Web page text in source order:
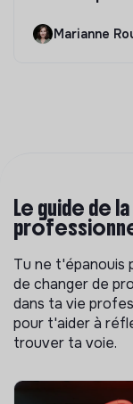
Marianne
Le guide de
Tu ne t'épanouis
de changer de
dans ta vie
pour t'aider à
trouver ta voie.